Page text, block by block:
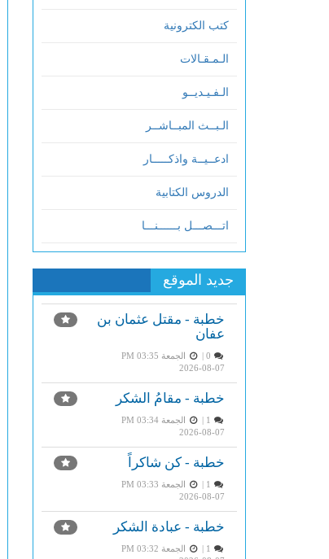
كتب الكترونية
الـمـقـالات
الـفـيـديــو
الـبــث المبــاشــر
ادعــيــة واذكـــــار
الدروس الكتابية
اتـــصـــل بــــــنـــا
جديد الموقع
خطبة - مقتل عثمان بن
عفان
الجمعة PM 03:35
2026-08-07
خطبة - مقامُ الشكر
الجمعة PM 03:34
2026-08-07
خطبة - كن شاكراً
الجمعة PM 03:33
2026-08-07
خطبة - عبادة الشكر
الجمعة PM 03:32